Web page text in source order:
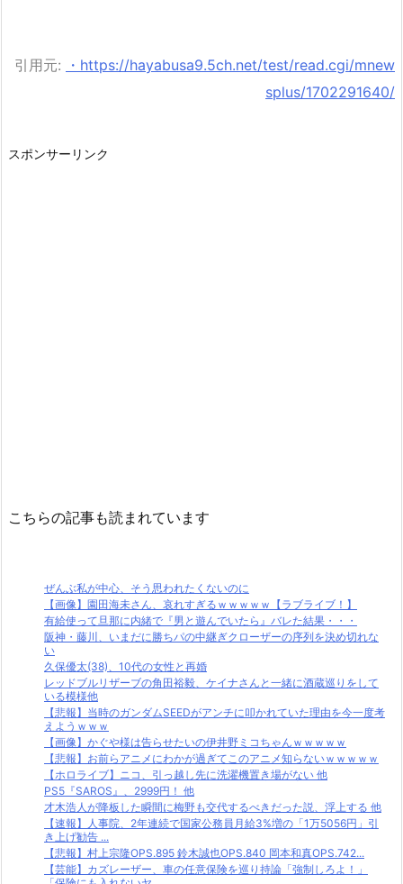
引用元:
・https://hayabusa9.5ch.net/test/read.cgi/mnew
splus/1702291640/
スポンサーリンク
こちらの記事も読まれています
ぜんぶ私が中心、そう思われたくないのに
【画像】園田海未さん、哀れすぎるｗｗｗｗｗ【ラブライブ！】
有給使って旦那に内緒で『男と遊んでいたら』バレた結果・・・
阪神・藤川、いまだに勝ちパの中継ぎクローザーの序列を決め切れな
い
久保優太(38)、10代の女性と再婚
レッドブルリザーブの角田裕毅、ケイナさんと一緒に酒蔵巡りをして
いる模様他
【悲報】当時のガンダムSEEDがアンチに叩かれていた理由を今一度考
えようｗｗｗ
【画像】かぐや様は告らせたいの伊井野ミコちゃんｗｗｗｗｗ
【悲報】お前らアニメにわかが過ぎてこのアニメ知らないｗｗｗｗｗ
【ホロライブ】ニコ、引っ越し先に洗濯機置き場がない 他
PS5『SAROS』、2999円！ 他
才木浩人が降板した瞬間に梅野も交代するべきだった説、浮上する 他
【速報】人事院、2年連続で国家公務員月給3%増の「1万5056円」引
き上げ勧告 ...
【悲報】村上宗隆OPS.895 鈴木誠也OPS.840 岡本和真OPS.742...
【芸能】カズレーザー、車の任意保険を巡り持論「強制しろよ！」